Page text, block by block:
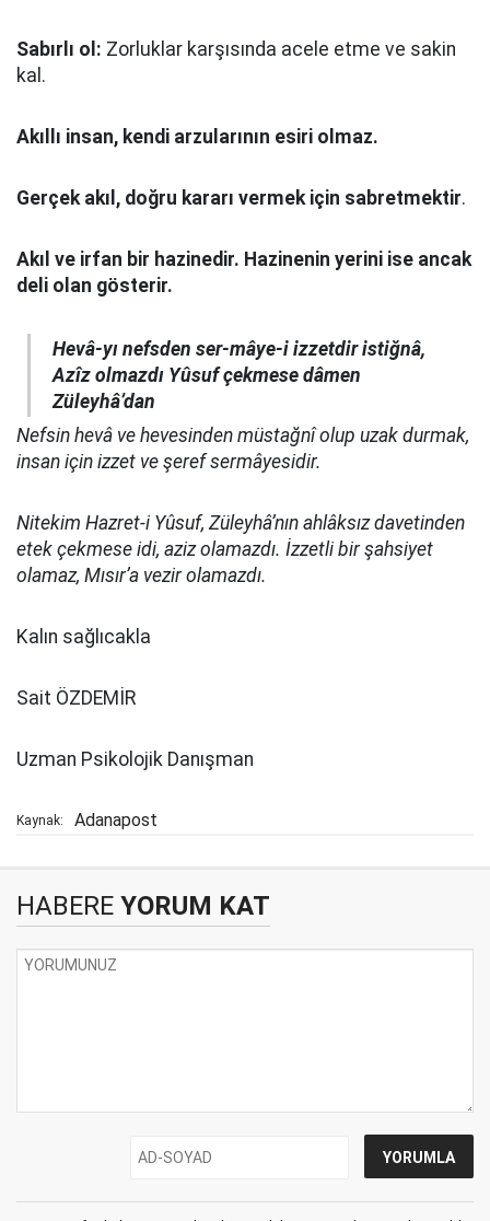
Sabırlı ol: Zorluklar karşısında acele etme ve sakin
kal.
Akıllı insan, kendi arzularının esiri olmaz.
Gerçek akıl, doğru kararı vermek için sabretmektir.
Akıl ve irfan bir hazinedir. Hazinenin yerini ise ancak
deli olan gösterir.
Hevâ-yı nefsden ser-mâye-i izzetdir istiğnâ,
Azîz olmazdı Yûsuf çekmese dâmen
Züleyhâ’dan
Nefsin hevâ ve hevesinden müstağnî olup uzak durmak,
insan için izzet ve şeref sermâyesidir.
Nitekim Hazret-i Yûsuf, Züleyhâ’nın ahlâksız davetinden
etek çekmese idi, aziz olamazdı. İzzetli bir şahsiyet
olamaz, Mısır’a vezir olamazdı.
Kalın sağlıcakla
Sait ÖZDEMİR
Uzman Psikolojik Danışman
Kaynak: Adanapost
HABERE YORUM KAT